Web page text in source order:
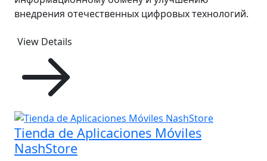
внедрения отечественных цифровых технологий.
View Details
Tienda de Aplicaciones Móviles
NashStore